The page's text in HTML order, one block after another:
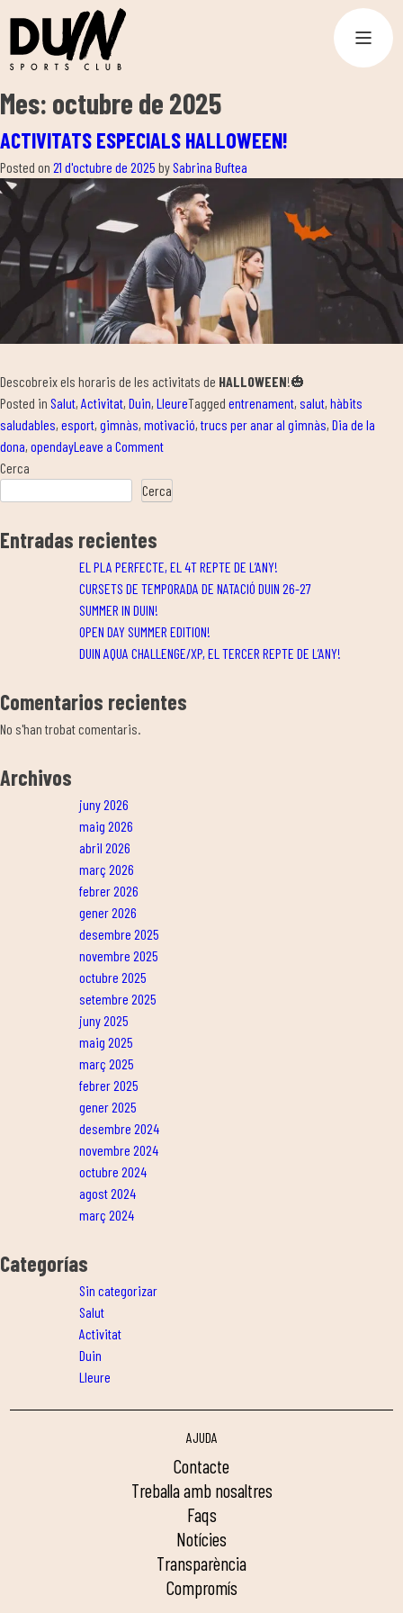
Mes: octubre de 2025
ACTIVITATS ESPECIALS HALLOWEEN!
Posted on 21 d'octubre de 2025 bySabrina Buftea
Descobreix els horaris de les activitats de HALLOWEEN!🎃
Posted in Salut, Activitat, Duin, LleureTagged entrenament, salut, hàbits
saludables, esport, gimnàs, motivació, trucs per anar al gimnàs, Dia de la
dona, opendayLeave a Commenton
ESPECIALS
Cerca
Cerca
Entradas recientes
EL PLA PERFECTE, EL 4T REPTE DE L’ANY!
CURSETS DE TEMPORADA DE NATACIÓ DUIN 26-27
SUMMER IN DUIN!
OPEN DAY SUMMER EDITION!
DUIN AQUA CHALLENGE/XP, EL TERCER REPTE DE L’ANY!
Comentarios recientes
No s'han trobat comentaris.
Archivos
juny 2026
maig 2026
abril 2026
març 2026
febrer 2026
gener 2026
desembre 2025
novembre 2025
octubre 2025
setembre 2025
juny 2025
maig 2025
març 2025
febrer 2025
gener 2025
desembre 2024
novembre 2024
octubre 2024
agost 2024
març 2024
Categorías
Sin categorizar
Salut
Activitat
Duin
Lleure
AJUDA
contacte
treballa amb nosaltres
faqs
notícies
transparència
compromís